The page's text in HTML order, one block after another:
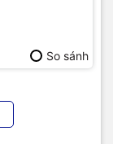
So sánh